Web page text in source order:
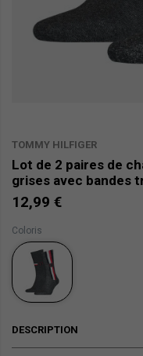
TOMMY HILFIGER
Lot de 2 paires de
grises avec bandes
12,99 €
Coloris
DESCRIPTION